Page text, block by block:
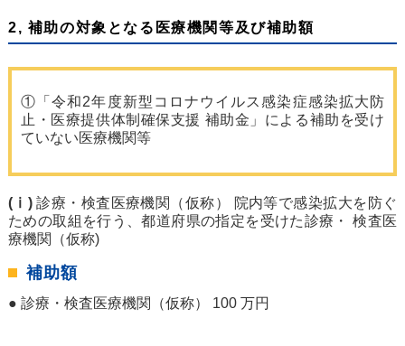
2, 補助の対象となる医療機関等及び補助額
①「令和2年度新型コロナウイルス感染症感染拡大防
止・医療提供体制確保支援 補助金」による補助を受け
ていない医療機関等
(ⅰ)診療・検査医療機関（仮称） 院内等で感染拡大を防ぐ
ための取組を行う、都道府県の指定を受けた診療・ 検査医
療機関（仮称)
補助額
● 診療・検査医療機関（仮称） 100 万円